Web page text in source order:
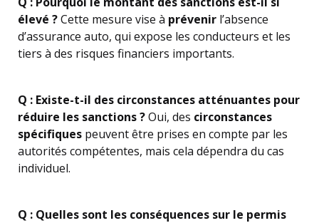
élevé ?Cette mesure vise à prévenir l’absence
d’assurance auto, qui expose les conducteurs et les
tiers à des risques financiers importants.
Q : Existe-t-il des circonstances atténuantes pour
réduire les sanctions ?Oui, des circonstances
spécifiques peuvent être prises en compte par les
autorités compétentes, mais cela dépendra du cas
individuel.
Q : Quelles sont les conséquences sur le permis